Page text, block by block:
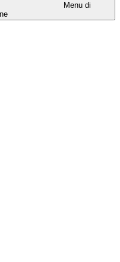
Menu di